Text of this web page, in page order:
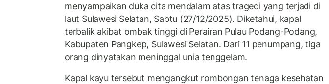
menyampaikan duka cita mendalam atas tragedi yang terjadi di
laut Sulawesi Selatan, Sabtu (27/12/2025). Diketahui, kapal
terbalik akibat ombak tinggi di Perairan Pulau Podang-Podang,
Kabupaten Pangkep, Sulawesi Selatan. Dari 11 penumpang, tiga
orang dinyatakan meninggal unia tenggelam.
Kapal kayu tersebut mengangkut rombongan tenaga kesehatan